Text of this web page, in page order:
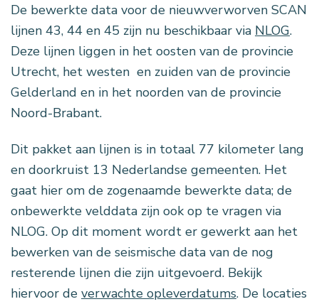
De bewerkte data voor de nieuwverworven SCAN
lijnen 43, 44 en 45 zijn nu beschikbaar via NLOG.
Deze lijnen liggen in het oosten van de provincie
Utrecht, het westen en zuiden van de provincie
Gelderland en in het noorden van de provincie
Noord-Brabant.
Dit pakket aan lijnen is in totaal 77 kilometer lang
en doorkruist 13 Nederlandse gemeenten. Het
gaat hier om de zogenaamde bewerkte data; de
onbewerkte velddata zijn ook op te vragen via
NLOG. Op dit moment wordt er gewerkt aan het
bewerken van de seismische data van de nog
resterende lijnen die zijn uitgevoerd. Bekijk
hiervoor de verwachte opleverdatums. De locaties